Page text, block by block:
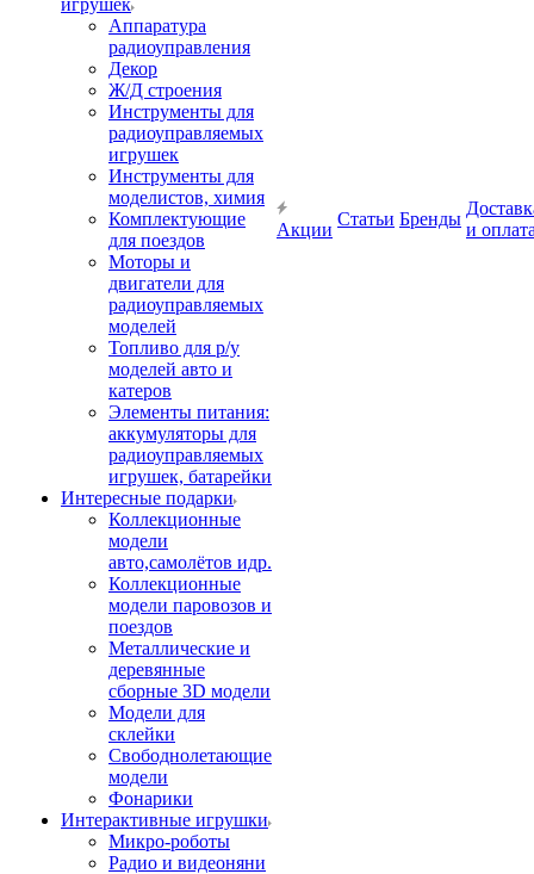
игрушек
Аппаратура
радиоуправления
Декор
Ж/Д строения
Инструменты для
радиоуправляемых
игрушек
Инструменты для
моделистов, химия
Комплектующие
для поездов
Моторы и
двигатели для
радиоуправляемых
моделей
Топливо для р/у
моделей авто и
катеров
Элементы питания:
аккумуляторы для
радиоуправляемых
игрушек, батарейки
Интересные подарки
Коллекционные
модели
авто,самолётов идр.
Коллекционные
модели паровозов и
поездов
Металлические и
деревянные
сборные 3D модели
Модели для
склейки
Свободнолетающие
модели
Фонарики
Интерактивные игрушки
Микро-роботы
Радио и видеоняни
Акции
Статьи Бренды
и